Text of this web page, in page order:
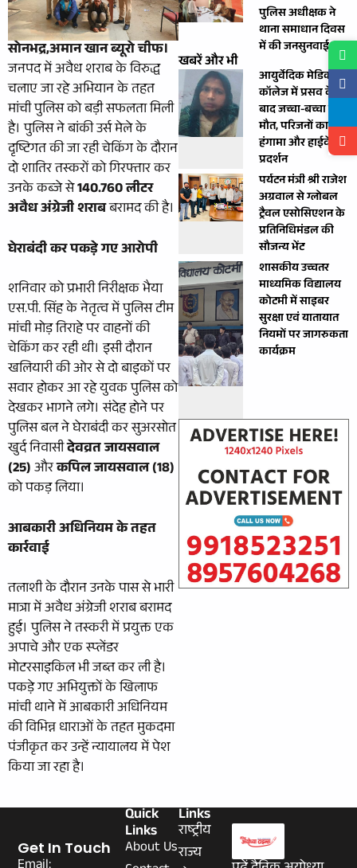
सोनभद्र,अमान खान ब्यूरो चीफ।
जनपद में अवैध शराब के विरुद्ध
चलाए जा रहे अभियान के तहत
मांची पुलिस को बड़ी सफलता मिली
है। पुलिस ने बांकी उर्स मेले के
दृष्टिगत की जा रही चेकिंग के दौरान
दो शातिर तस्करों को गिरफ्तार कर
उनके कब्जे से140.760 लीटर
अवैध अंग्रेजी शराबबरामद की है।
घेराबंदी कर पकड़े गए आरोपी
शनिवार को प्रभारी निरीक्षक भैया
एस.पी. सिंह के नेतृत्व में पुलिस टीम
मांची मोड़ तिराहे पर वाहनों की
चेकिंग कर रही थी। इसी दौरान
खलियारी की ओर से दो बाइकों पर
सवार होकर आ रहे युवक पुलिस को
देखकर भागने लगे। संदेह होने पर
पुलिस बल ने घेराबंदी कर सुअरसोत
खुर्द निवासीदेवव्रत जायसवाल
(25)औरकपिल जायसवाल (18)
को पकड़ लिया।
आबकारी अधिनियम के तहत
कार्रवाई
तलाशी के दौरान उनके पास से भारी
मात्रा में अवैध अंग्रेजी शराब बरामद
हुई। पुलिस ने तस्करी में प्रयुक्त एक
अपाचे और एक स्प्लेंडर
मोटरसाइकिल भी जब्त कर ली है।
पकड़े गए अभियुक्तों के खिलाफ
मांची थाने में आबकारी अधिनियम
की विभिन्न धाराओं के तहत मुकदमा
पंजीकृत कर उन्हें न्यायालय में पेश
किया जा रहा है।
पुलिस अधीक्षक ने
थाना समाधान दिवस
में की जनसुनवाई।
खबरें और भी
आयुर्वेदिक मेडिकल
कॉलेज में प्रसव के
बाद जच्चा-बच्चा की
मौत, परिजनों का
हंगामा और हाईवे पर
प्रदर्शन
पर्यटन मंत्री श्री राजेश
अग्रवाल से ग्लोबल
ट्रैवल एसोसिएशन के
प्रतिनिधिमंडल की
सौजन्य भेंट
शासकीय उच्चतर
माध्यमिक विद्यालय
कोटमी में साइबर
सुरक्षा एवं यातायात
नियमों पर जागरुकता
कार्यक्रम
Links
राष्ट्रीय
राज्य
Quick
Links
About Us
Get In Touch